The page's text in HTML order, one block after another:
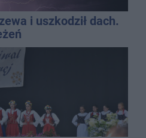
i uszkodził dach.